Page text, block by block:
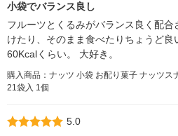
小袋でバランス良し
フルーツとくるみがバランス良く配
けたり、そのまま食べたりちょうど
60Kcalくらい。 大好き。
購入商品：ナッツ 小袋 お配り菓子 ナッツス
21袋入 1個
5.0